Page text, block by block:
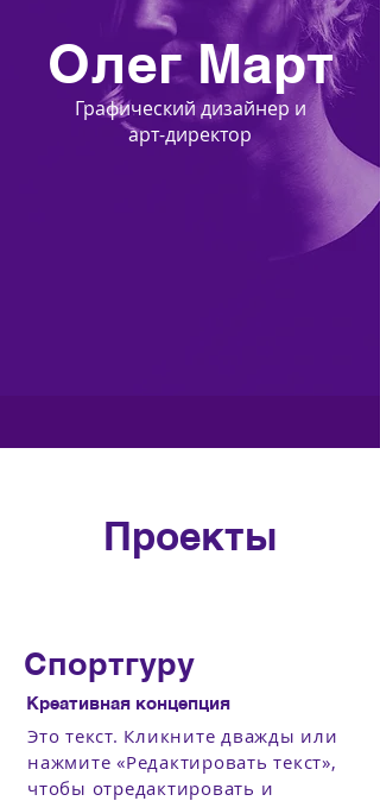
Олег Март
Графический дизайнер и
арт-директор
Проекты
Спортгуру
Креативная концепция
Это текст. Кликните дважды или
нажмите «Редактировать текст»,
чтобы отредактировать и